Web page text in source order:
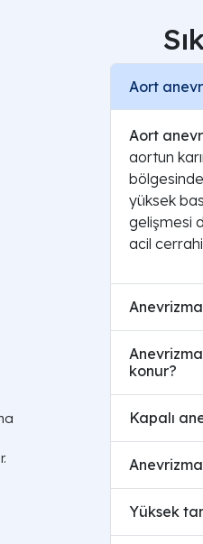
Aort
Aort
aortun
yüksek
gelişmesi
acil
konur?
Kapalı
Yüksek